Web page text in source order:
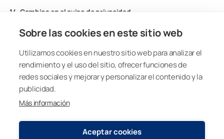
Sobre las cookies en este sitio web
Utilizamos cookies en nuestro sitio web para analizar el
rendimiento y el uso del sitio, ofrecer funciones de
redes sociales y mejorar y personalizar el contenido y la
publicidad.
Más información
Aceptar cookies
14. Cambios en el aviso de privacidad
periódicamente, por ejemplo, debido a cambios en la legislación o
publicarán en el sitio web del Grupo Lumon y entrarán en vigor en la
fecha de su publicación. Te recomendamos revisar este aviso
regularmente para estar informado sobre cómo se procesan tus
datos personales.